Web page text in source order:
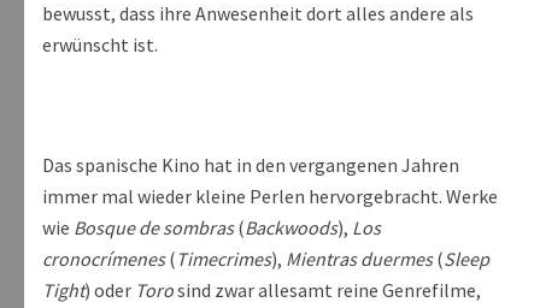
bewusst, dass ihre Anwesenheit dort alles andere als
erwünscht ist.
Das spanische Kino hat in den vergangenen Jahren
immer mal wieder kleine Perlen hervorgebracht. Werke
wie Bosque de sombras(Backwoods), Los
cronocrímenes( Timecrimes), Mientras duermes(Sleep
Tight) oder Torosind zwar allesamt reine Genrefilme,